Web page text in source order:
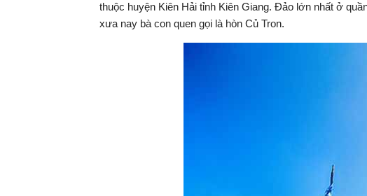
thuộc huyện Kiên Hải tỉnh Kiên Giang. Đảo lớn nhất ở
xưa nay bà con quen gọi là hòn Củ Tron.